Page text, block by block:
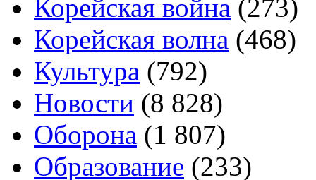
Корейская война (273)
Корейская волна (468)
Культура (792)
Новости (8 828)
Оборона (1 807)
Образование (233)